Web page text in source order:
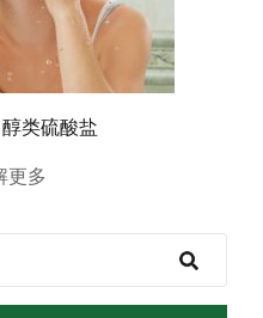
类硫酸盐
更多